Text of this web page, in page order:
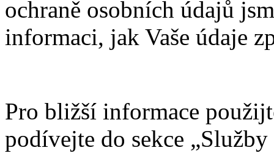
ochraně osobních údajů
informaci, jak Vaše údaje
Pro bližší informace
podívejte do sekce